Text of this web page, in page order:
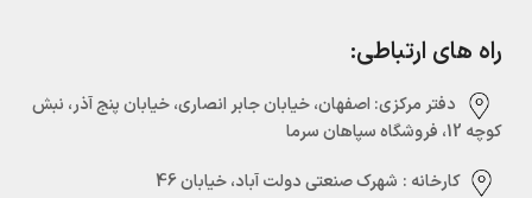
راه های ارتباطی:
دفتر مرکزی:‌ اصفهان، خیابان جابر انصاری، خیابان پنج آذر، نبش
کوچه 12، فروشگاه سپاهان سرما
کارخانه : شهرک صنعتی دولت آباد، خیابان 46